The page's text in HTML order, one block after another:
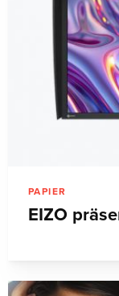
PAPIER
EIZO